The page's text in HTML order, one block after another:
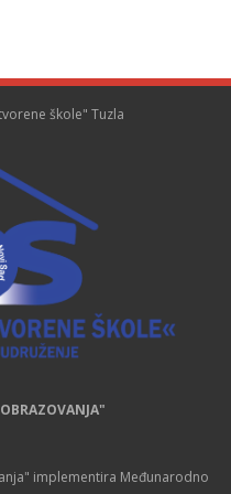
škole" Tuzla
implementira Međunarodno